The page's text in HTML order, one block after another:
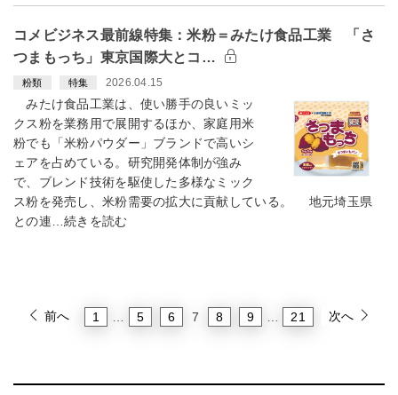
コメビジネス最前線特集：米粉＝みたけ食品工業 「さ
つまもっち」東京国際大とコ…
粉類 特集 2026.04.15
みたけ食品工業は、使い勝手の良いミッ
クス粉を業務用で展開するほか、家庭用米
粉でも「米粉パウダー」ブランドで高いシ
ェアを占めている。研究開発体制が強み
で、ブレンド技術を駆使した多様なミック
ス粉を発売し、米粉需要の拡大に貢献している。 地元埼玉県
との連…続きを読む
前へ 1 5 6 7 8 9 21 次へ